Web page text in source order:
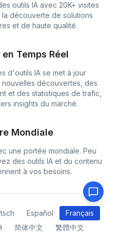
outils IA avec 20K+ visites
la découverte de solutions
et de haute qualité.
Temps Réel
d'outils IA se met à jour
découvertes, des
et des statistiques de trafic,
insights du marché.
Mondiale
une portée mondiale. Peu
des outils IA et du contenu
à vos besoins.
Español
Français
简体中文 繁體中文